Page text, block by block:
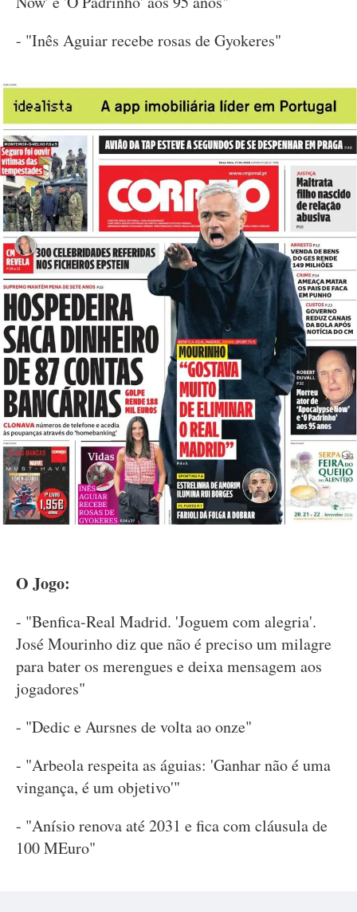
- "Inês Aguiar recebe rosas de Gyokeres"
O Jogo:
- "Benfica-Real Madrid. 'Joguem com alegria'.
José Mourinho diz que não é preciso um milagre
para bater os merengues e deixa mensagem aos
jogadores"
- "Dedic e Aursnes de volta ao onze"
- "Arbeola respeita as águias: 'Ganhar não é uma
vingança, é um objetivo'"
- "Anísio renova até 2031 e fica com cláusula de
100 MEuro"